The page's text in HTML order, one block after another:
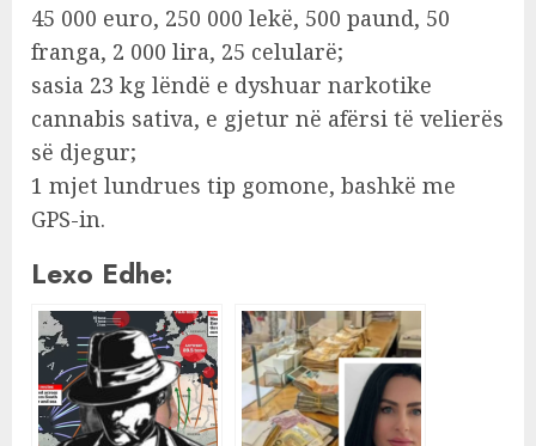
45 000 euro, 250 000 lekë, 500 paund, 50
franga, 2 000 lira, 25 celularë;
sasia 23 kg lëndë e dyshuar narkotike
cannabis sativa, e gjetur në afërsi të velierës
së djegur;
1 mjet lundrues tip gomone, bashkë me
GPS-in.
Lexo Edhe: